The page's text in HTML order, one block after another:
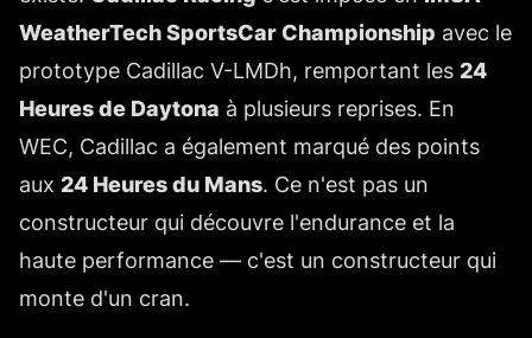
WeatherTech SportsCar Championship avec le
prototype Cadillac V-LMDh, remportant les 24
Heures de Daytona à plusieurs reprises. En
WEC, Cadillac a également marqué des points
aux 24 Heures du Mans. Ce n'est pas un
constructeur qui découvre l'endurance et la
haute performance — c'est un constructeur qui
monte d'un cran.